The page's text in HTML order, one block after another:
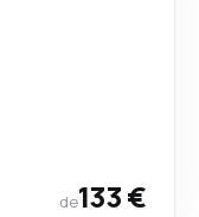
de133 €